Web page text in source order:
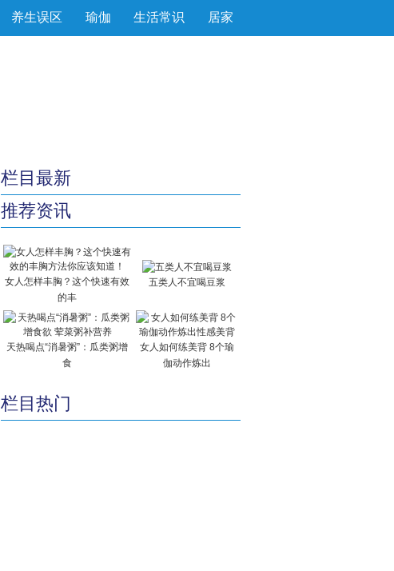
养生误区 瑜伽 生活常识 居家
栏目最新
推荐资讯
女人怎样丰胸？这个快速有效
的丰
五类人不宜喝豆浆
天热喝点“消暑粥”：瓜类粥增
食
女人如何练美背 8个瑜
伽动作炼出
栏目热门